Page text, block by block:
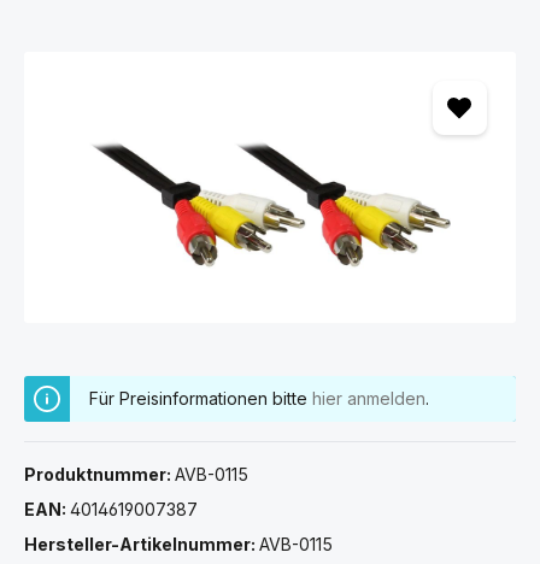
Für Preisinformationen bitte hier anmelden.
Produktnummer: AVB-0115
EAN: 4014619007387
Hersteller-Artikelnummer: AVB-0115